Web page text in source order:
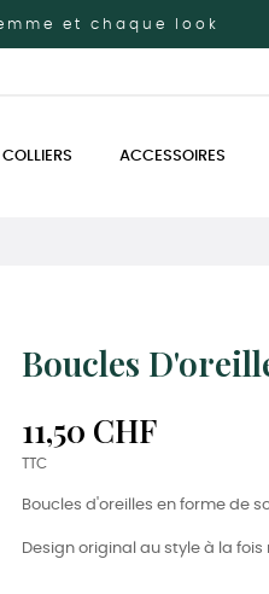
et chaque look
COLLIERS ACCESSOIRES
Boucles
11,50 CHF
TTC
Boucles d'oreilles en forme de
Design original au style à la